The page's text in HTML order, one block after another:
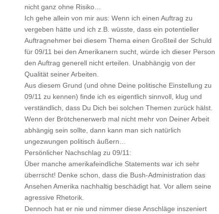
nicht ganz ohne Risiko…
Ich gehe allein von mir aus: Wenn ich einen Auftrag zu
vergeben hätte und ich z.B. wüsste, dass ein potentieller
Auftragnehmer bei diesem Thema einen Großteil der Schuld
für 09/11 bei den Amerikanern sucht, würde ich dieser Person
den Auftrag generell nicht erteilen. Unabhängig von der
Qualität seiner Arbeiten.
Aus diesem Grund (und ohne Deine politische Einstellung zu
09/11 zu kennen) finde ich es eigentlich sinnvoll, klug und
verständlich, dass Du Dich bei solchen Themen zurück hälst.
Wenn der Brötchenerwerb mal nicht mehr von Deiner Arbeit
abhängig sein sollte, dann kann man sich natürlich
ungezwungen politisch äußern…
Persönlicher Nachschlag zu 09/11:
Über manche amerikafeindliche Statements war ich sehr
überrscht! Denke schon, dass die Bush-Administration das
Ansehen Amerika nachhaltig beschädigt hat. Vor allem seine
agressive Rhetorik.
Dennoch hat er nie und nimmer diese Anschläge inszeniert